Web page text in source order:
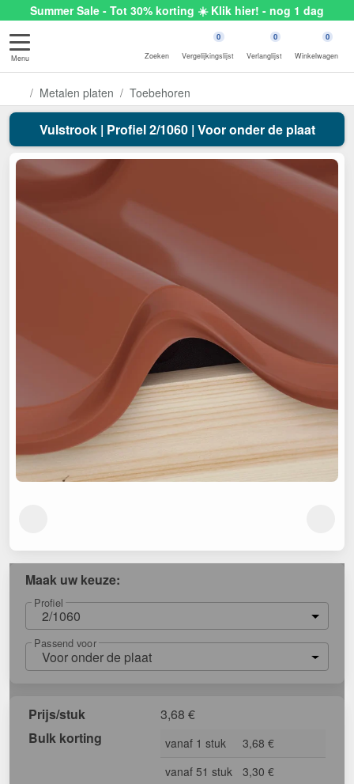
Summer Sale - Tot 30% korting ☀️ Klik hier! - nog 1 dag
Menu Zoeken
0
Vergelijkingslijst
0
Verlanglijst
0
Winkelwagen
Metalen platen Toebehoren
Vulstrook | Profiel 2/1060 | Voor onder de plaat
Maak uw keuze:
Profiel
2/1060
Passend voor
Voor onder de plaat
Prijs/stuk 3,68 €
Bulk korting
vanaf 1 stuk
3,68 €
vanaf 51 stuk
3,30 €